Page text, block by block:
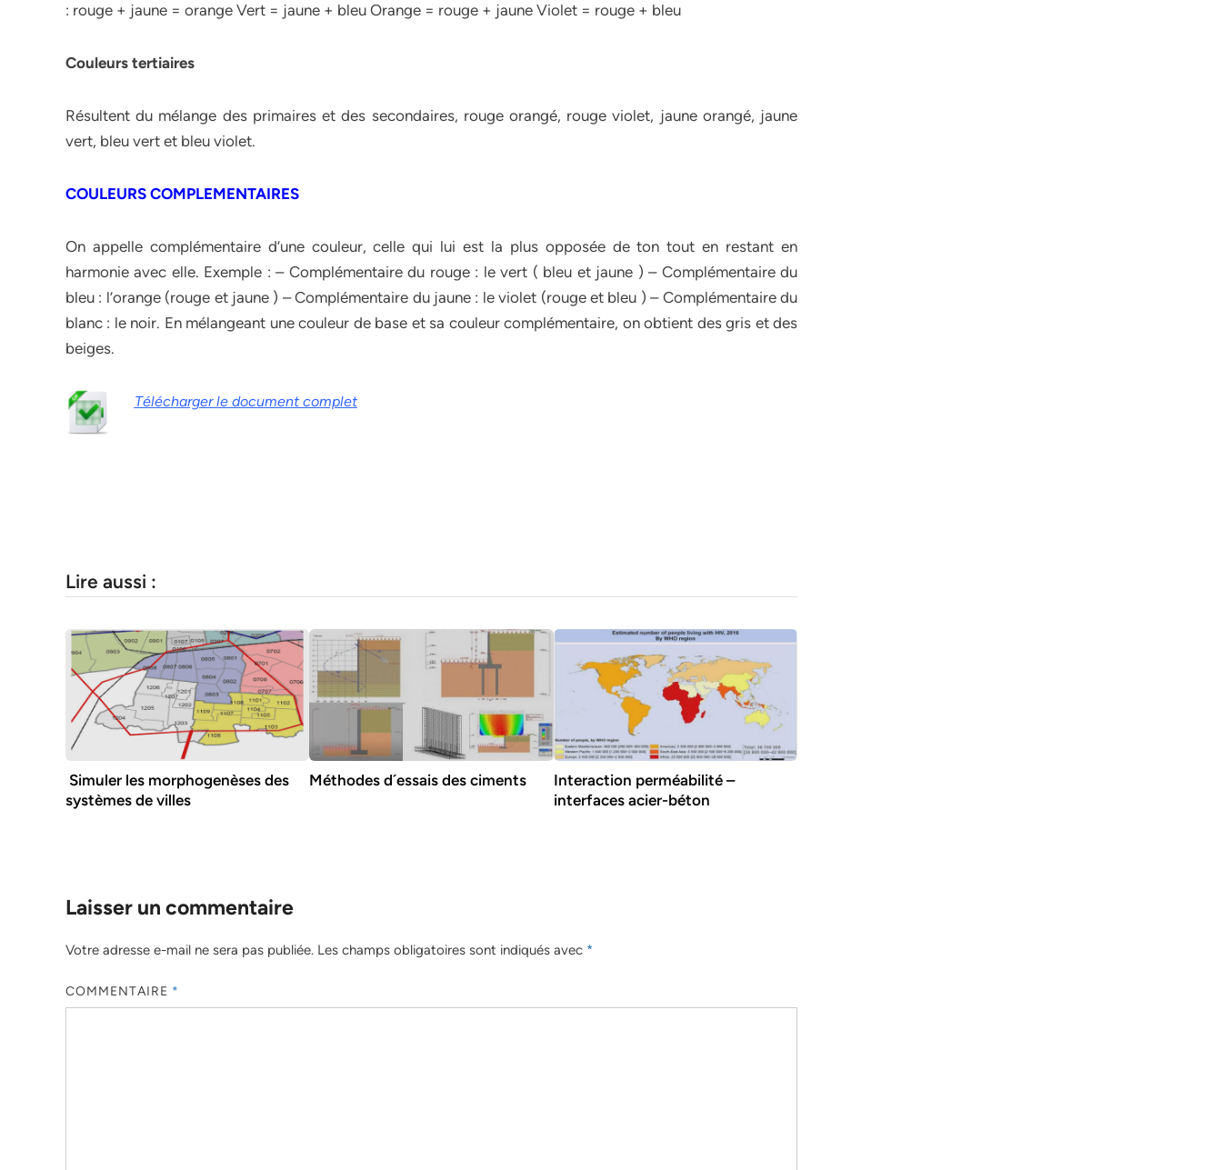
: rouge + jaune = orange Vert = jaune + bleu Orange = rouge + jaune Violet = rouge + bleu
Couleurs tertiaires
Résultent du mélange des primaires et des secondaires, rouge orangé, rouge violet, jaune orangé, jaune
vert, bleu vert et bleu violet.
COULEURS COMPLEMENTAIRES
On appelle complémentaire d’une couleur, celle qui lui est la plus opposée de ton tout en restant en
harmonie avec elle. Exemple : – Complémentaire du rouge : le vert ( bleu et jaune ) – Complémentaire du
bleu : l’orange (rouge et jaune ) – Complémentaire du jaune : le violet (rouge et bleu ) – Complémentaire du
blanc : le noir. En mélangeant une couleur de base et sa couleur complémentaire, on obtient des gris et des
beiges.
Télécharger le document complet
Lire aussi :
Simuler les morphogenèses des
systèmes de villes
Méthodes d´essais des ciments
Interaction perméabilité –
interfaces acier-béton
Laisser un commentaire
Votre adresse e-mail ne sera pas publiée. Les champs obligatoires sont indiqués avec *
COMMENTAIRE *